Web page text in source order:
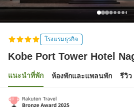
โรงแรมธุรกิจ
Kobe Port Tower Hotel
แนะนำที่พัก ห้องพักและแพลนพัก รีวิว